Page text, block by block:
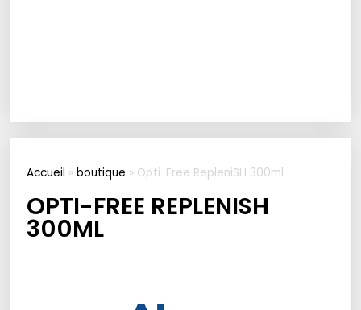
Accueil »boutique » Opti-Free RepleniSH 300ml
OPTI-FREE REPLENISH
300ML